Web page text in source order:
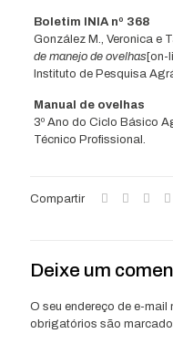
Boletim INIA nº 368
González M., Veronica e
de manejo de ovelhas[on-
Instituto de Pesquisa
Manual de ovelhas
3º Ano do Ciclo Básico
Técnico Profissional.
Compartir
Deixe um
O seu endereço de e-mail
obrigatórios são